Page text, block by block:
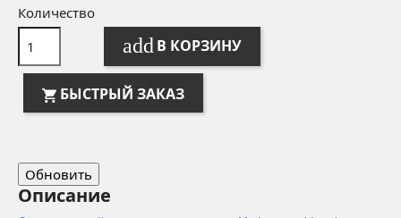
Количество
add В КОРЗИНУ
БЫСТРЫЙ ЗАКАЗ
Описание